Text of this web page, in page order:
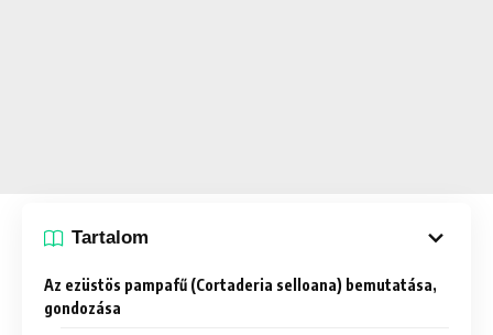
Tartalom
Az ezüstös pampafű (Cortaderia selloana) bemutatása,
gondozása